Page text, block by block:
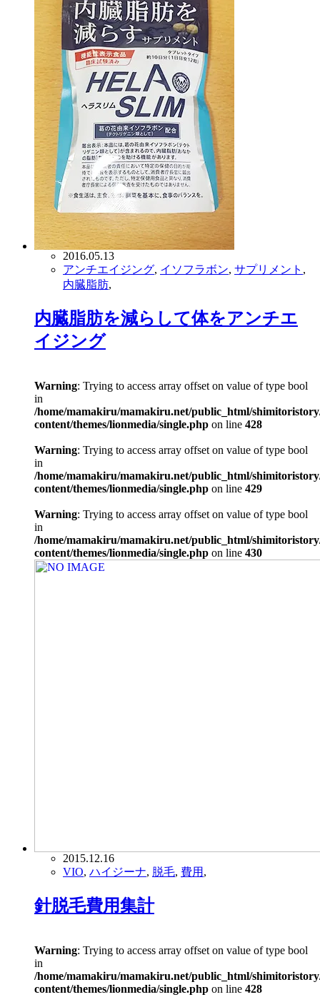
2016.05.13
アンチエイジング, イソフラボン, サプリメント ,
内臓脂肪,
内臓脂肪を減らして体をアンチエ
イジング
Warning: Trying to access array offset on value of type bool
in
/home/mamakiru/mamakiru.net/public_html/
content/themes/lionmedia/single.php on line 428
Warning: Trying to access array offset on value of type bool
in
/home/mamakiru/mamakiru.net/public_html/
content/themes/lionmedia/single.php on line 429
Warning: Trying to access array offset on value of type bool
in
/home/mamakiru/mamakiru.net/public_html/
content/themes/lionmedia/single.php on line 430
2015.12.16
VIO, ハイジーナ, 脱毛, 費用 ,
針脱毛費用集計
Warning: Trying to access array offset on value of type bool
in
/home/mamakiru/mamakiru.net/public_html/
content/themes/lionmedia/single.php on line 428